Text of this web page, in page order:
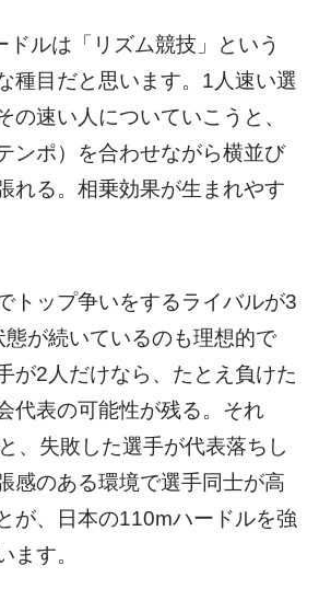
ルは「リズム競技」という
種目だと思います。1人速い選
の速い人についていこうと、
ンポ）を合わせながら横並び
れる。相乗効果が生まれやす
トップ争いをするライバルが3
態が続いているのも理想的で
が2人だけなら、たとえ負けた
代表の可能性が残る。それ
、失敗した選手が代表落ちし
感のある環境で選手同士が高
が、日本の110mハードルを強
ます。